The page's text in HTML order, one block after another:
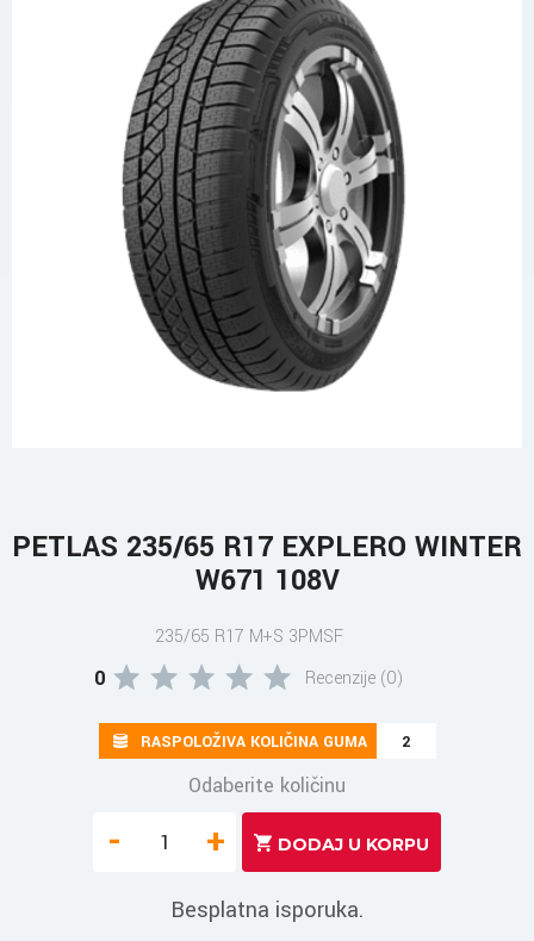
PETLAS 235/65 R17 EXPLERO WINTER
W671 108V
235/65 R17 M+S 3PMSF
0 Recenzije (0)
RASPOLOŽIVA KOLIČINA GUMA 2
Odaberite količinu
- +
Besplatna isporuka.